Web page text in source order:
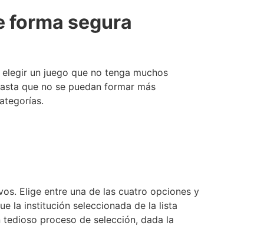
forma segura
un juego que no tenga muchos
que no se puedan formar más
Elige entre una de las cuatro opciones y
la institución seleccionada de la lista
tedioso proceso de selección, dada la